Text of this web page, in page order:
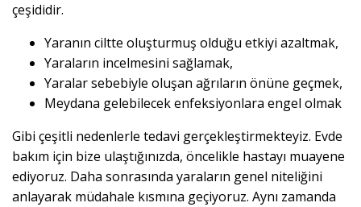
çeşididir.
Yaranın ciltte oluşturmuş olduğu etkiyi azaltmak,
Yaraların incelmesini sağlamak,
Yaralar sebebiyle oluşan ağrıların önüne geçmek,
Meydana gelebilecek enfeksiyonlara engel olmak
Gibi çeşitli nedenlerle tedavi gerçekleştirmekteyiz. Evde
bakım için bize ulaştığınızda, öncelikle hastayı muayene
ediyoruz. Daha sonrasında yaraların genel niteliğini
anlayarak müdahale kısmına geçiyoruz. Aynı zamanda